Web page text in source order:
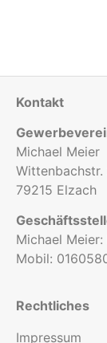
Kontakt
Michael Meier
Wittenbachstr.
79215 Elzach
Michael Meier:
Mobil:
Rechtliches
Impressum